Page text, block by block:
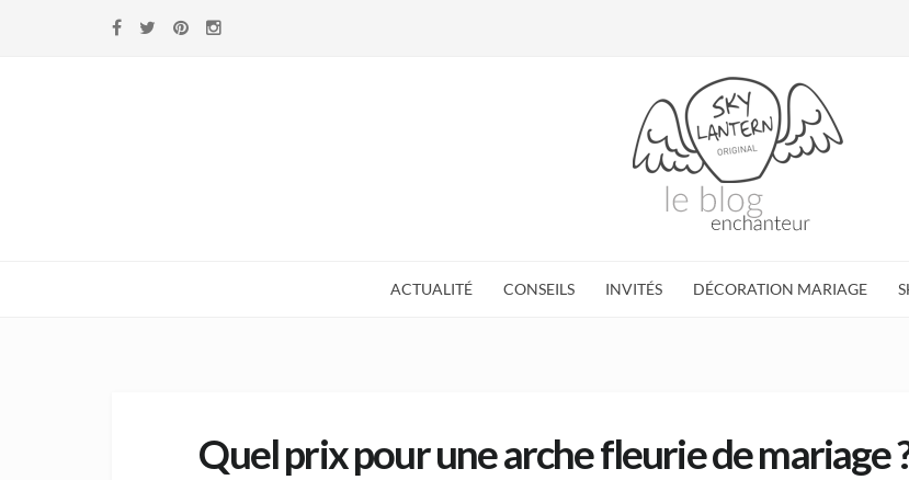
Skip to navigation
ACTUALITÉ CONSEILS INVITÉS DÉCORATION MARIAGE
Quel prix pour une arche fleurie de mariage